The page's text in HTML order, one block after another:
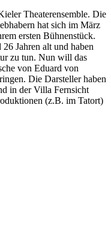
Theaterensemble. Die
hat sich im März
ersten Bühnenstück.
Jahren alt und haben
zu tun. Nun will das
von Eduard von
Die Darsteller haben
in der Villa Fernsicht
(z.B. im Tatort)